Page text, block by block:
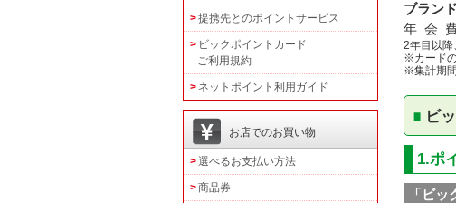
ブラン
年 会
2年目以降
※カード
※集計期
ビ
1.ポ
「ビ
提携先とのポイントサービス
ビックポイントカード
ご利用規約
ネットポイント利用ガイド
お店でのお買い物
選べるお支払い方法
商品券